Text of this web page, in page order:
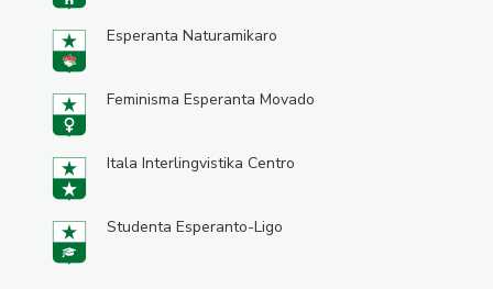
Esperanta Naturamikaro
Feminisma Esperanta Movado
Itala Interlingvistika Centro
Studenta Esperanto-Ligo